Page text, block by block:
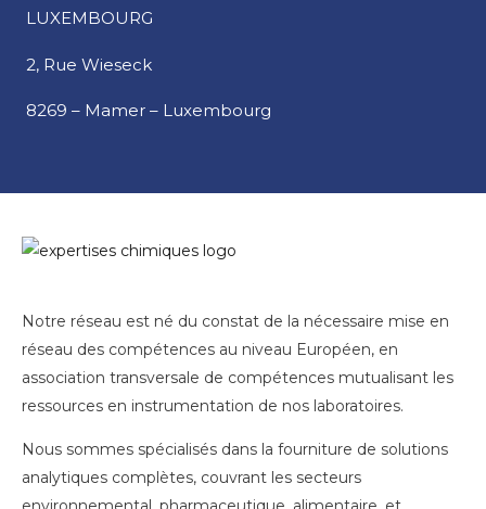
LUXEMBOURG
2, Rue Wieseck
8269 – Mamer – Luxembourg
Notre réseau est né du constat de la nécessaire mise en
réseau des compétences au niveau Européen, en
association transversale de compétences mutualisant les
ressources en instrumentation de nos laboratoires.
Nous sommes spécialisés dans la fourniture de solutions
analytiques complètes, couvrant les secteurs